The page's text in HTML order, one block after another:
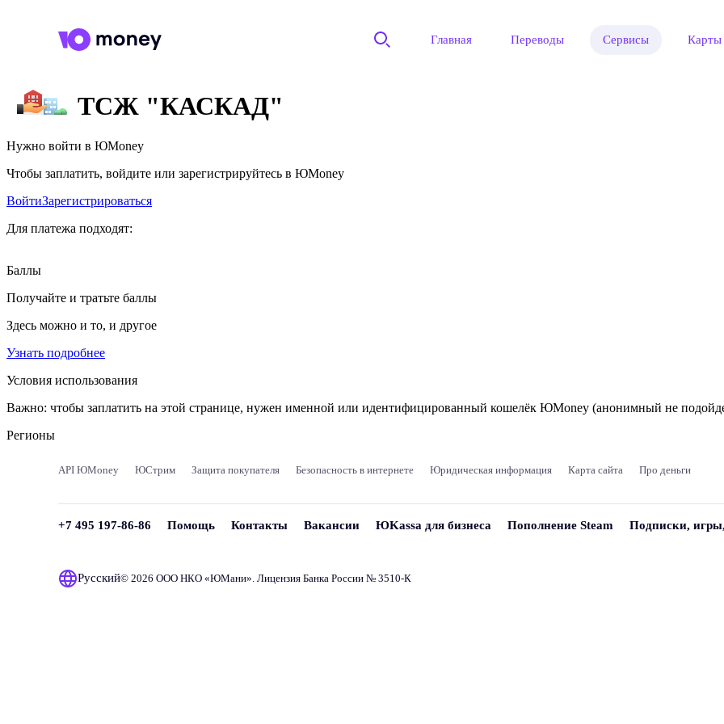
Главная Переводы Сервисы Карты
ТСЖ "КАСКАД"
Нужно войти в ЮMoney
Чтобы заплатить, войдите или зарегистрируйтесь в ЮMoney
ВойтиЗарегистрироваться
Для платежа подходят:
Баллы
Получайте и тратьте баллы
Здесь можно и то, и другое
Узнать подробнее
Условия использования
Важно: чтобы заплатить на этой странице, нужен именной или идентифицированный кошелёк ЮMoney (анонимный не
Регионы
API ЮMoney ЮСтрим Защита покупателя Безопасность в интернете Юридическая информация Карта сайта Про деньги
+7 495 197-86-86 Помощь Контакты Вакансии ЮKassa для бизнеса Пополнение Steam Подписки,
Русский© 2026 ООО НКО «ЮМани». Лицензия Банка России № 3510‑К